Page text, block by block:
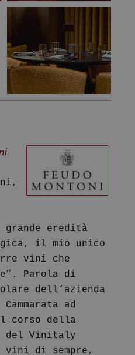
grande eredità
il mio unico
vini che
Parola di
dell’azienda
ad
corso della
del Vinitaly
vini di sempre,